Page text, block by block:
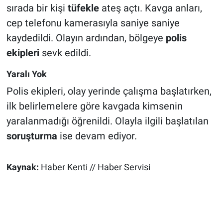
sırada bir kişi tüfekleateş açtı. Kavga anları,
cep telefonu kamerasıyla saniye saniye
kaydedildi. Olayın ardından, bölgeye polis
ekiplerisevk edildi.
Yaralı Yok
Polis ekipleri, olay yerinde çalışma başlatırken,
ilk belirlemelere göre kavgada kimsenin
yaralanmadığı öğrenildi. Olayla ilgili başlatılan
soruşturma ise devam ediyor.
Kaynak: Haber Kenti // Haber Servisi